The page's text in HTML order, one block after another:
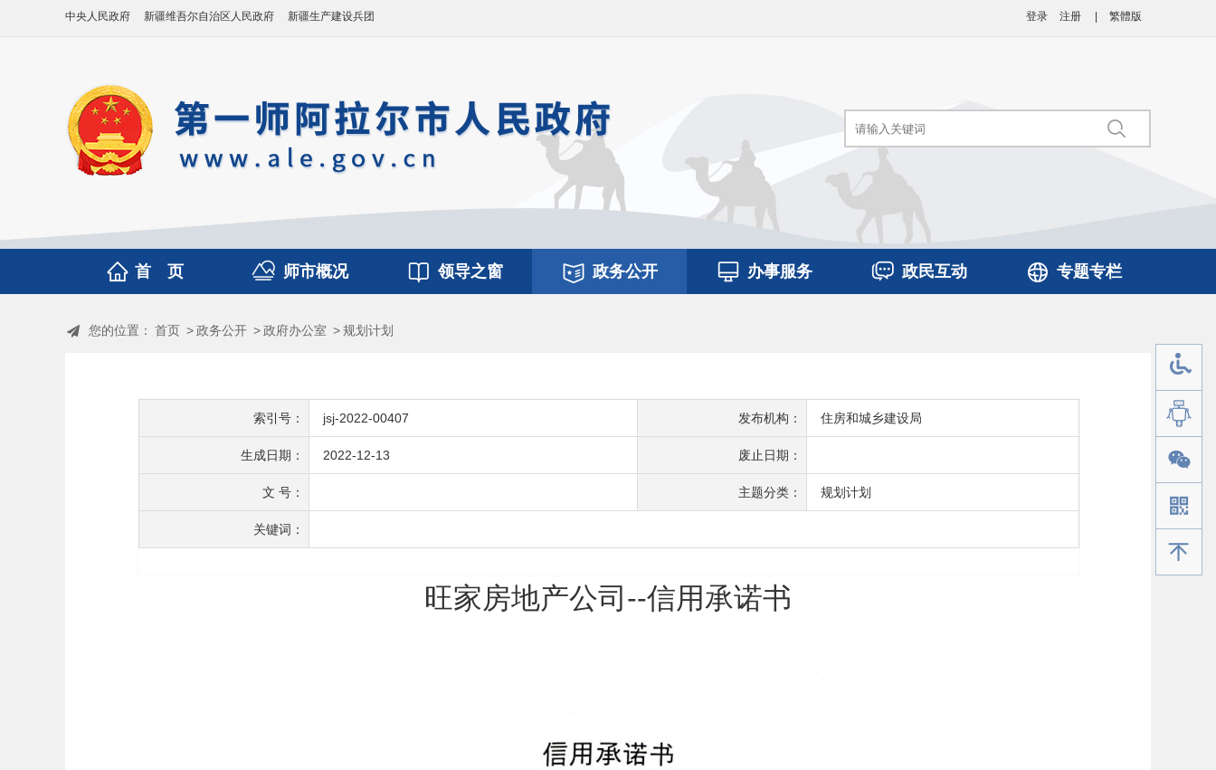
登录 注册 繁體版
中央人民政府 新疆维吾尔自治区人民政府 新疆生产建设兵团
首 页 师市概况 领导之窗 政务公开 办事服务 政民互动 专题专栏
您的位置： 首页 >政务公开 >政府办公室 >规划计划
索引号： jsj-2022-00407 发布机构： 住房和城乡建设局
生成日期： 2022-12-13 废止日期：
文 号： 主题分类： 规划计划
关键词：
旺家房地产公司--信用承诺书
手机版